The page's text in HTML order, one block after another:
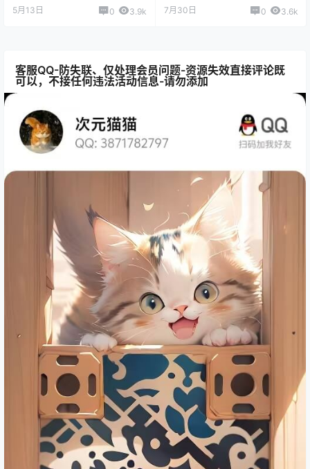
5月13日 0 3.9k 7月30日 0 3.6k
客服QQ-防失联、仅处理会员问题-资源失效直接评论既
可以，不接任何违法活动信息-请勿添加